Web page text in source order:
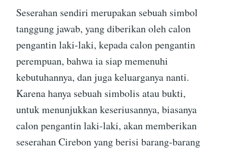
Seserahan sendiri merupakan sebuah simbol
tanggung jawab, yang diberikan oleh calon
pengantin laki-laki, kepada calon pengantin
perempuan, bahwa ia siap memenuhi
kebutuhannya, dan juga keluarganya nanti.
Karena hanya sebuah simbolis atau bukti,
untuk menunjukkan keseriusannya, biasanya
calon pengantin laki-laki, akan memberikan
seserahan Cirebon yang berisi barang-barang